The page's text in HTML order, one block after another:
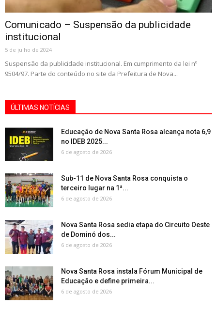
Comunicado – Suspensão da publicidade
institucional
5 de julho de 2024
Suspensão da publicidade institucional. Em cumprimento da lei nº
9504/97. Parte do conteúdo no site da Prefeitura de Nova...
ÚLTIMAS NOTÍCIAS
Educação de Nova Santa Rosa alcança nota 6,9
no IDEB 2025...
6 de agosto de 2026
Sub-11 de Nova Santa Rosa conquista o
terceiro lugar na 1ª...
6 de agosto de 2026
Nova Santa Rosa sedia etapa do Circuito Oeste
de Dominó dos...
6 de agosto de 2026
Nova Santa Rosa instala Fórum Municipal de
Educação e define primeira...
6 de agosto de 2026